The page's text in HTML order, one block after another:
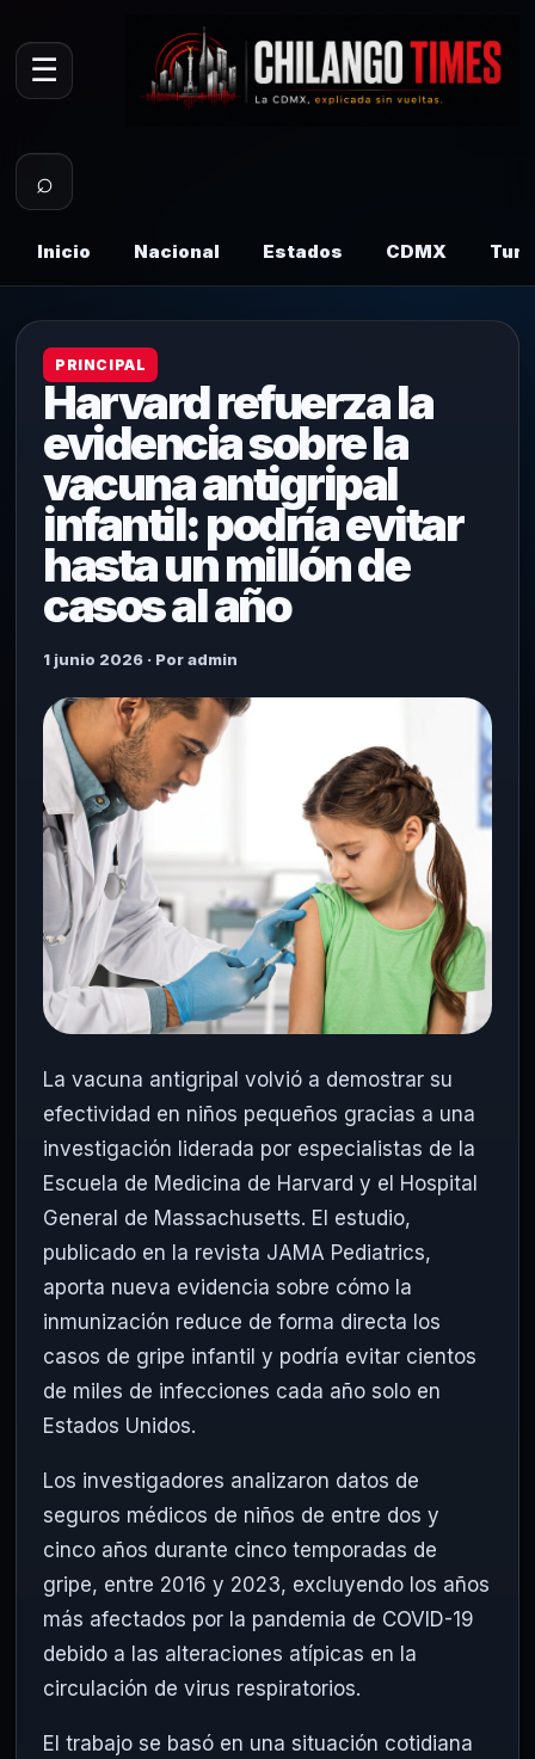
☰
⌕
Inicio Nacional Estados CDMX
PRINCIPAL
Harvard refuerza la
evidencia sobre la
vacuna antigripal
infantil: podría evitar
hasta un millón de
casos al año
1 junio 2026 · Por admin
La vacuna antigripal volvió a demostrar su
efectividad en niños pequeños gracias a una
investigación liderada por especialistas de la
Escuela de Medicina de Harvard y el Hospital
General de Massachusetts. El estudio,
publicado en la revista JAMA Pediatrics,
aporta nueva evidencia sobre cómo la
inmunización reduce de forma directa los
casos de gripe infantil y podría evitar cientos
de miles de infecciones cada año solo en
Estados Unidos.
Los investigadores analizaron datos de
seguros médicos de niños de entre dos y
cinco años durante cinco temporadas de
gripe, entre 2016 y 2023, excluyendo los años
más afectados por la pandemia de COVID-19
debido a las alteraciones atípicas en la
circulación de virus respiratorios.
El trabajo se basó en una situación cotidiana